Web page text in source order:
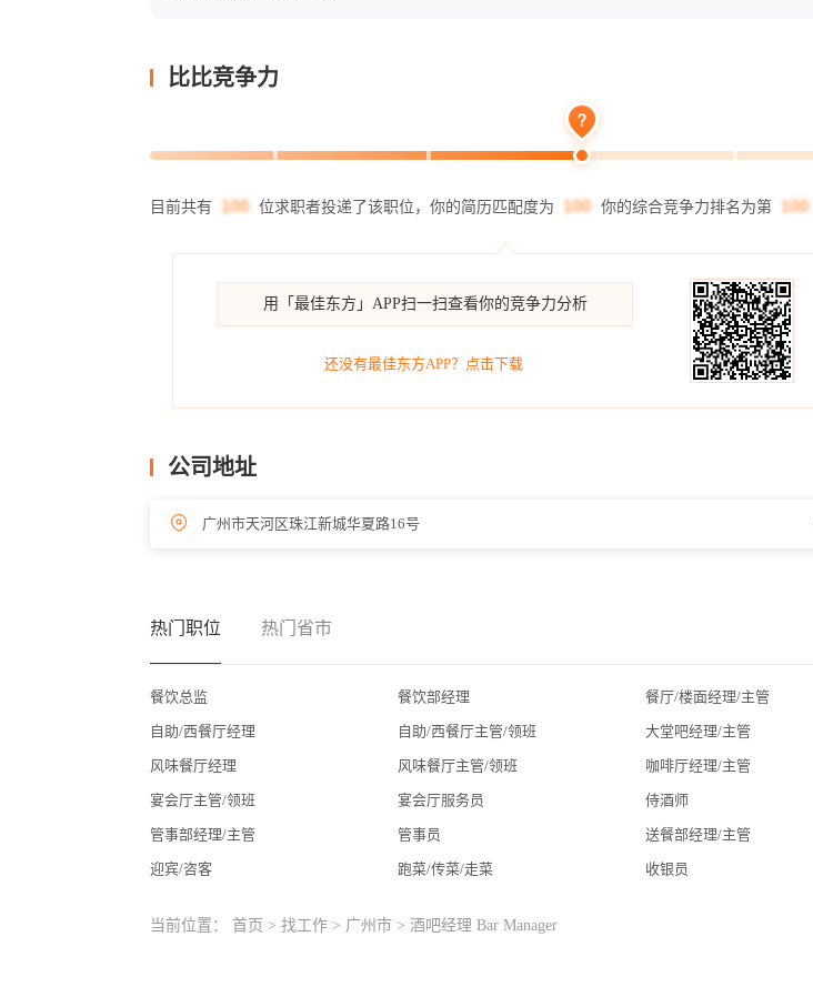
比比竞争力
目前共有 位求职者投递了该职位，你的简历匹配度为 你的综合竞争力排名为第
用「最佳东方」APP扫一扫查看你的竞争力分析
还没有最佳东方APP？点击下载
公司地址
广州市天河区珠江新城华夏路16号
热门职位 热门省市
餐饮总监 餐饮部经理 餐厅/楼面经理/主管
自助/西餐厅经理 自助/西餐厅主管/领班 大堂吧经理/主管
风味餐厅经理 风味餐厅主管/领班 咖啡厅经理/主管
宴会厅主管/领班 宴会厅服务员 侍酒师
管事部经理/主管 管事员 送餐部经理/主管
迎宾/咨客 跑菜/传菜/走菜 收银员
当前位置： 首页 > 找工作 > 广州市 > 酒吧经理 Bar Manager